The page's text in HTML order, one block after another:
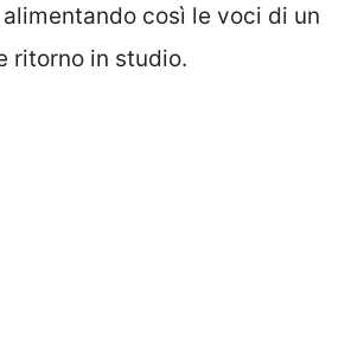
così le voci di un
ritorno in studio.